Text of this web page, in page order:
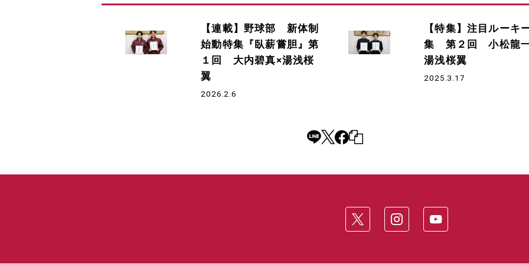
【連載】野球部 新体制
始動特集『臥薪嘗胆』第
１回 大内碧真×湯浅桜
翼
2026.2.6
【特集】注目ルーキ
集 第２回 小松龍
湯浅桜翼
2025.3.17